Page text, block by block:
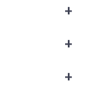
+
+
+